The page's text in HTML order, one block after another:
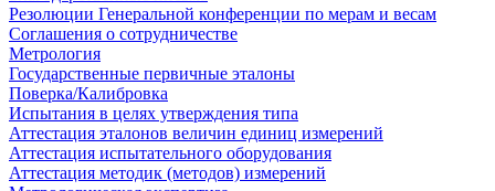
Резолюции Генеральной конференции по мерам и весам
Соглашения о сотрудничестве
Метрология
Государственные первичные эталоны
Поверка/Калибровка
Испытания в целях утверждения типа
Аттестация эталонов величин единиц измерений
Аттестация испытательного оборудования
Аттестация методик (методов) измерений